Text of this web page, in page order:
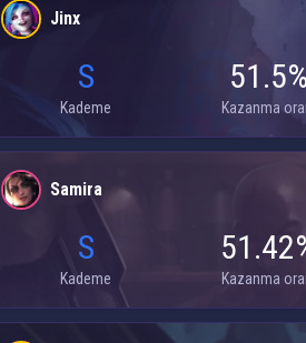
Jinx
S
Kademe
51.5%
Kazanma
Samira
S
Kademe Kazanma